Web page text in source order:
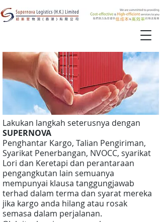
Lakukan langkah seterusnya dengan
SUPERNOVA
Penghantar Kargo, Talian Pengiriman,
Syarikat Penerbangan, NVOCC, syarikat
Lori dan Keretapi dan perantaraan
pengangkutan lain semuanya
mempunyai klausa tanggungjawab
terhad dalam terma dan syarat mereka
jika kargo anda hilang atau rosak
semasa dalam perjalanan.